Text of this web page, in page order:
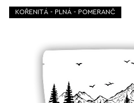
KOŘENITÁ - PLNÁ - POMERANČ